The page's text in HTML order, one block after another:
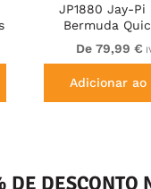
JP1880 Jay-Pi
Bermuda
Shorts
De 79,99 €
Adicionar